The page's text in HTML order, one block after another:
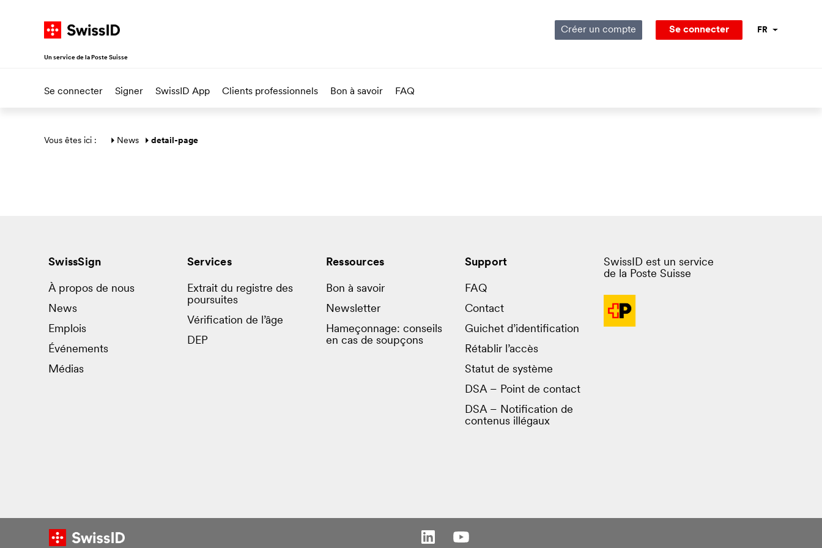
Naviguer sur SwissID
Un service de la Poste Suisse
Créer un compte Se connecter Guidage vocal
FR
Se connecter Signer SwissID App Clients professionnels Bon à savoir FAQ
Section générale
Vous êtes ici : News detail-page
SwissSign
À propos de nous
News
Emplois
Événements
Médias
Services
Extrait du registre des
poursuites
Vérification de l’âge
DEP
Ressources
Bon à savoir
Newsletter
Hameçonnage: conseils
en cas de soupçons
Support
FAQ
Contact
Guichet d’identification
Rétablir l’accès
Statut de système
DSA – Point de contact
DSA – Notification de
contenus illégaux
SwissID est un service
de la Poste Suisse